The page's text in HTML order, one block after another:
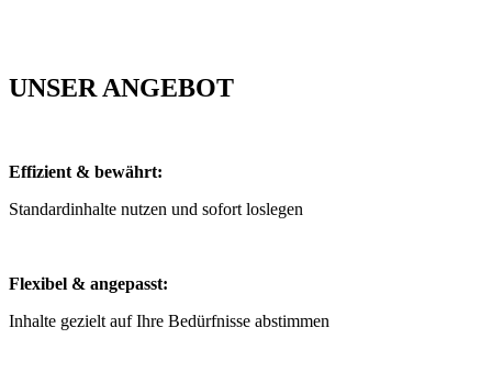
UNSER ANGEBOT
Effizient & bewährt:
Standardinhalte nutzen und sofort loslegen
Flexibel & angepasst:
Inhalte gezielt auf Ihre Bedürfnisse abstimmen